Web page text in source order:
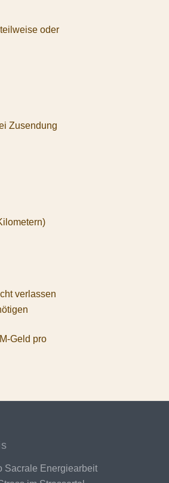
oder
Zusendung
verlassen
Geld pro
Sacrale Energiearbeit